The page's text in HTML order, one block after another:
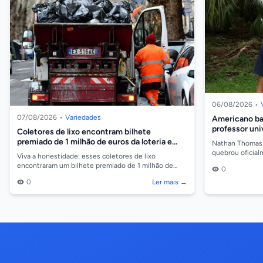
07/08/2026 • Variedades
Coletores de lixo encontram bilhete
premiado de 1 milhão de euros da loteria e
devolvem à dona
Viva a honestidade: esses coletores de lixo
encontraram um bilhete premiado de 1 milhão de
à dona,...
0 Ler mais →
06/08/2026 •
Americano
professor
Nathan
quebrou
0